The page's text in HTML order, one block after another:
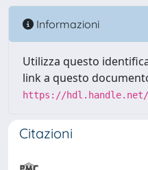
Informazioni
Utilizza questo
link a questo
https://hdl.handle.net/
Citazioni